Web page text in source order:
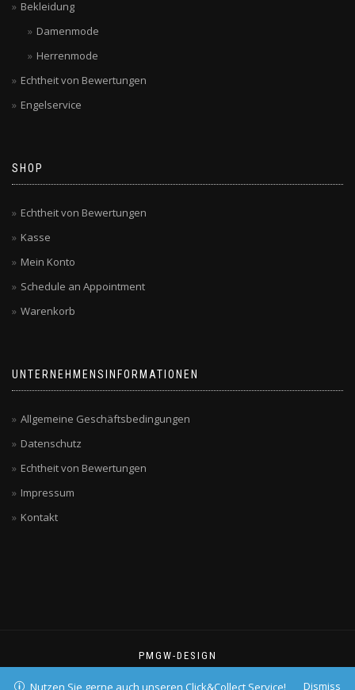
Bekleidung
Damenmode
Herrenmode
Echtheit von Bewertungen
Engelservice
SHOP
Echtheit von Bewertungen
Kasse
Mein Konto
Schedule an Appointment
Warenkorb
UNTERNEHMENSINFORMATIONEN
Allgemeine Geschäftsbedingungen
Datenschutz
Echtheit von Bewertungen
Impressum
Kontakt
PMGW-DESIGN
Nutzen Sie gerne auch unseren Click&Collect Service! Dismiss